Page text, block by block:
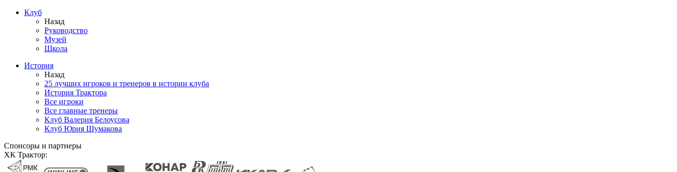
Клуб
Назад
Руководство
Музей
Школа
История
Назад
25 лучших игроков и тренеров в истории клуба
История Трактора
Все игроки
Все главные тренеры
Клуб Валерия Белоусова
Клуб Юрия Шумакова
Спонсоры и партнеры
ХК Трактор: